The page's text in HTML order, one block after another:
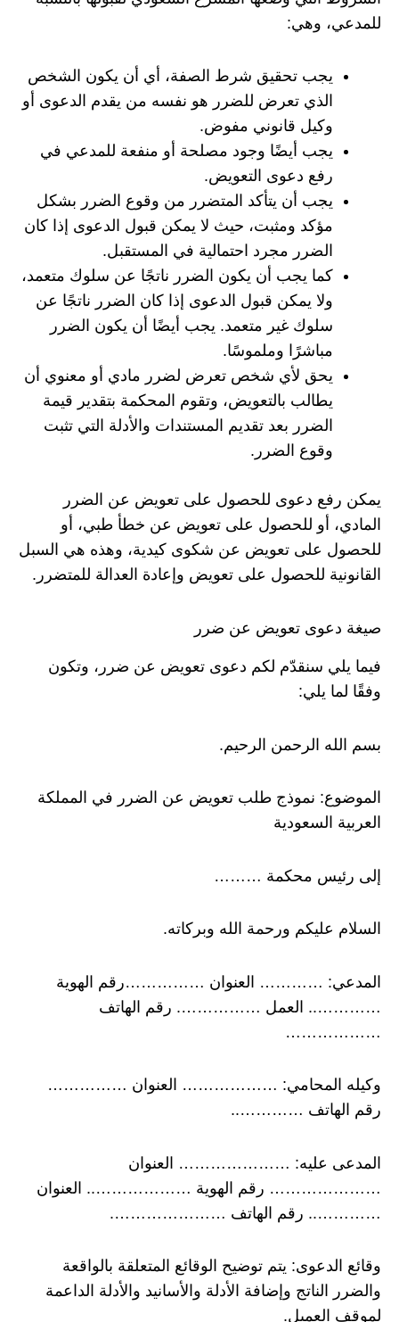
للمدعي، وهي:
يجب تحقيق شرط الصفة، أي أن يكون الشخص
الذي تعرض للضرر هو نفسه من يقدم الدعوى أو
وكيل قانوني مفوض.
يجب أيضًا وجود مصلحة أو منفعة للمدعي في
رفع دعوى التعويض.
يجب أن يتأكد المتضرر من وقوع الضرر بشكل
مؤكد ومثبت، حيث لا يمكن قبول الدعوى إذا كان
الضرر مجرد احتمالية في المستقبل.
كما يجب أن يكون الضرر ناتجًا عن سلوك متعمد،
ولا يمكن قبول الدعوى إذا كان الضرر ناتجًا عن
سلوك غير متعمد. يجب أيضًا أن يكون الضرر
مباشرًا وملموسًا.
يحق لأي شخص تعرض لضرر مادي أو معنوي أن
يطالب بالتعويض، وتقوم المحكمة بتقدير قيمة
الضرر بعد تقديم المستندات والأدلة التي تثبت
وقوع الضرر.
يمكن رفع دعوى للحصول على تعويض عن الضرر
المادي، أو للحصول على تعويض عن خطأ طبي، أو
للحصول على تعويض عن شكوى كيدية، وهذه هي السبل
القانونية للحصول على تعويض وإعادة العدالة للمتضرر.
صيغة دعوى تعويض عن ضرر
فيما يلي سنقدّم لكم دعوى تعويض عن ضرر، وتكون
وفقًا لما يلي:
بسم الله الرحمن الرحيم.
الموضوع: نموذج طلب تعويض عن الضرر في المملكة
العربية السعودية
إلى رئيس محكمة ………
السلام عليكم ورحمة الله وبركاته.
المدعي: ………… العنوان ……………رقم الهوية
………….. العمل ……………. رقم الهاتف
………………
وكيله المحامي: ……………… العنوان ……………
رقم الهاتف …………..
المدعى عليه: ………………… العنوان
………………… رقم الهوية ……………….. العنوان
………….. رقم الهاتف ………………….
وقائع الدعوى: يتم توضيح الوقائع المتعلقة بالواقعة
والضرر الناتج وإضافة الأدلة والأسانيد والأدلة الداعمة
لموقف العميل.